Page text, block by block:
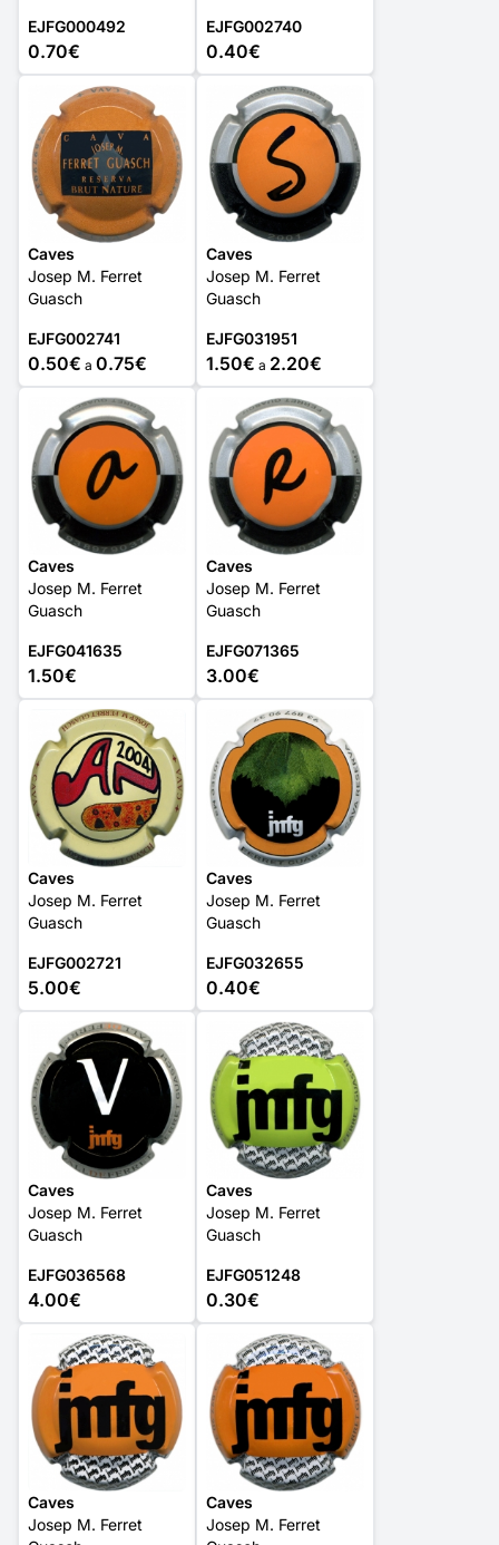
EJFG000492
0.70€
EJFG002740
0.40€
Caves
Josep M. Ferret
Guasch
EJFG002741
0.50€ a 0.75€
Caves
Josep M. Ferret
Guasch
EJFG031951
1.50€ a 2.20€
Caves
Josep M. Ferret
Guasch
EJFG041635
1.50€
Caves
Josep M. Ferret
Guasch
EJFG071365
3.00€
Caves
Josep M. Ferret
Guasch
EJFG002721
5.00€
Caves
Josep M. Ferret
Guasch
EJFG032655
0.40€
Caves
Josep M. Ferret
Guasch
EJFG036568
4.00€
Caves
Josep M. Ferret
Guasch
EJFG051248
0.30€
Caves
Josep M. Ferret
Caves
Josep M. Ferret